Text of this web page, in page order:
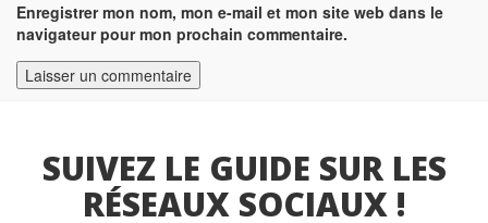
Enregistrer mon nom, mon e-mail et mon site web dans le
navigateur pour mon prochain commentaire.
SUIVEZ LE GUIDE SUR LES
RÉSEAUX SOCIAUX !